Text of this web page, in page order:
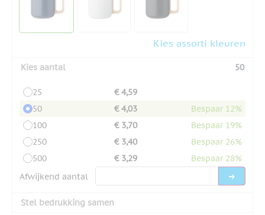
Kies assorti kleuren
Kies aantal 50
25
€ 4,59
50
€ 4,03
Bespaar 12%
100
€ 3,70
Bespaar 19%
250
€ 3,40
Bespaar 26%
500
€ 3,29
Bespaar 28%
Afwijkend aantal
Stel bedrukking samen